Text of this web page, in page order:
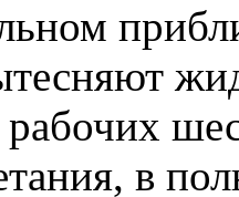
рабочих
в